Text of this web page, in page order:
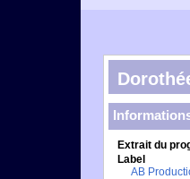
Extrait du
Label
AB